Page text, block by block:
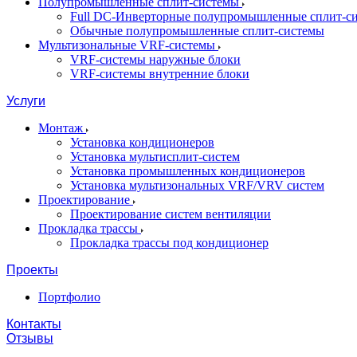
Full DC-Инверторные полупромышленные сплит-
Обычные полупромышленные сплит-системы
Мультизональные VRF-системы
VRF-системы наружные блоки
VRF-системы внутренние блоки
Услуги
Монтаж
Установка кондиционеров
Установка мультисплит-систем
Установка промышленных кондиционеров
Установка мультизональных VRF/VRV систем
Проектирование
Проектирование систем вентиляции
Прокладка трассы
Прокладка трассы под кондиционер
Проекты
Портфолио
Контакты
Отзывы